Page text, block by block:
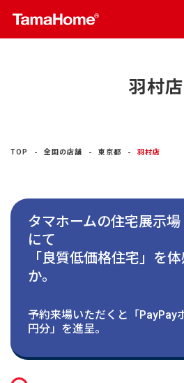
カタログ
リフォーム
不動産事業
建築実例
生活サービス・その他
羽村店
TOP 全国の店舗 東京都 羽村店
タマホームの住宅展示
にて
「良質低価格住宅」を
か。
予約来場いただくと「PayPay
円分」を進呈。